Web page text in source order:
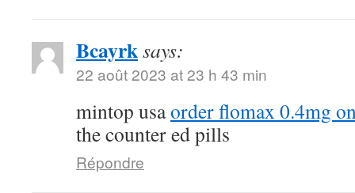
Bcayrksays:
22 août 2023 at 23 h 43 min
mintop usaorder flomax 0.4mg
the counter ed pills
Répondre